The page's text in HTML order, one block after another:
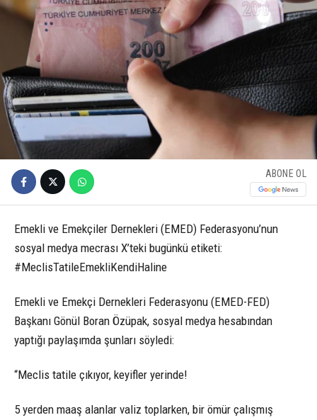
ABONE OL
Emekli ve Emekçiler Dernekleri (EMED) Federasyonu’nun
sosyal medya mecrası X’teki bugünkü etiketi:
#MeclisTatileEmekliKendiHaline
Emekli ve Emekçi Dernekleri Federasyonu (EMED-FED)
Başkanı Gönül Boran Özüpak, sosyal medya hesabından
yaptığı paylaşımda şunları söyledi:
“Meclis tatile çıkıyor, keyifler yerinde!
5 yerden maaş alanlar valiz toplarken, bir ömür çalışmış